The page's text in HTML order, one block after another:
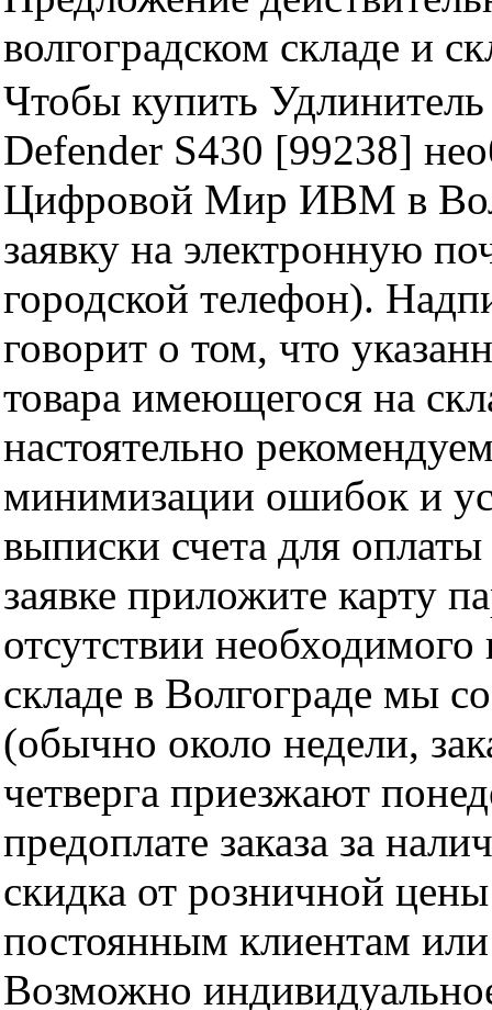
волгоградском складе и
Чтобы купить
Defender S430 [99238]
Цифровой Мир ИВМ в
заявку на электронную
городской телефон).
говорит о том, что
товара имеющегося на
настоятельно
минимизации ошибок и
выписки счета для
заявке приложите карту
отсутствии
складе в Волгограде мы
(обычно около недели,
четверга приезжают
предоплате заказа за
скидка от розничной
постоянным клиентам
Возможно